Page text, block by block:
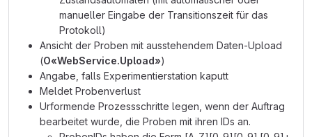
manueller Eingabe der Transitionszeit für das
Protokoll)
Ansicht der Proben mit ausstehendem Daten-Upload
(O«WebService.Upload»)
Angabe, falls Experimentierstation kaputt
Meldet Probenverlust
Urformende Prozessschritte legen, wenn der Auftrag
bearbeitet wurde, die Proben mit ihren IDs an.